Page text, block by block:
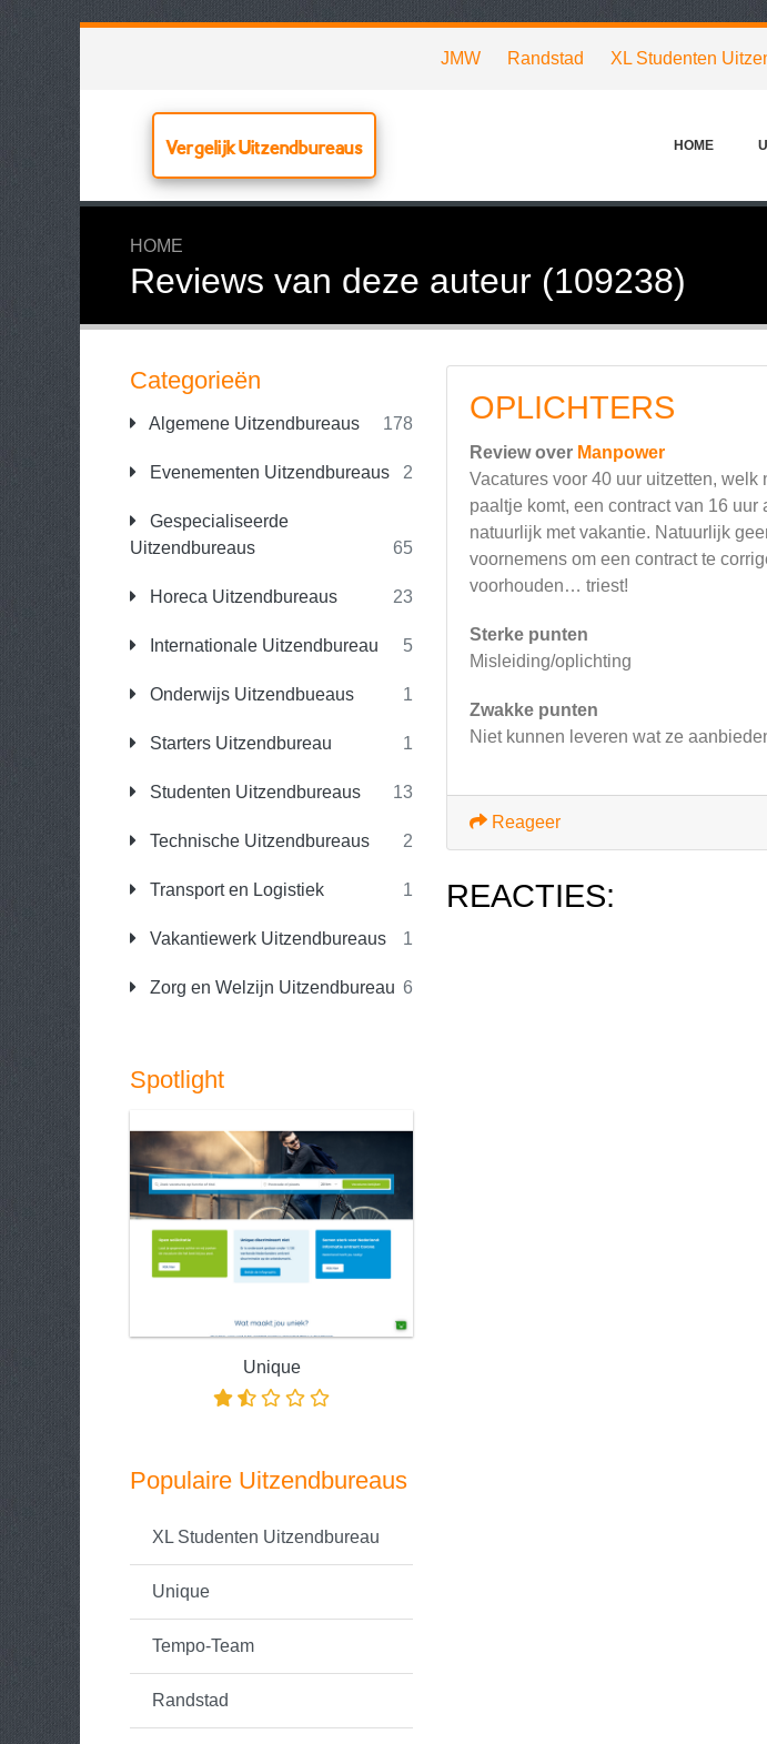
JMW Randstad XL Studenten
Vergelijk Uitzendbureaus HOME
HOME
Reviews van deze auteur (109238)
Categorieën
Algemene Uitzendbureaus 178
Evenementen Uitzendbureaus 2
Gespecialiseerde
Uitzendbureaus
65
Horeca Uitzendbureaus 23
Internationale Uitzendbureau 5
Onderwijs Uitzendbueaus 1
Starters Uitzendbureau 1
Studenten Uitzendbureaus 13
Technische Uitzendbureaus 2
Transport en Logistiek 1
Vakantiewerk Uitzendbureaus 1
Zorg en Welzijn Uitzendbureau 6
Spotlight
Unique
Populaire Uitzendbureaus
XL Studenten Uitzendbureau
Unique
Tempo-Team
Randstad
OPLICHTERS
Review over Manpower
Vacatures voor 40 uur uitzetten,
paaltje komt, een contract van 16
natuurlijk met vakantie. Natuurlijk
voornemens om een contract te
voorhouden… triest!
Sterke punten
Misleiding/oplichting
Zwakke punten
Niet kunnen leveren wat ze
Reageer
REACTIES: